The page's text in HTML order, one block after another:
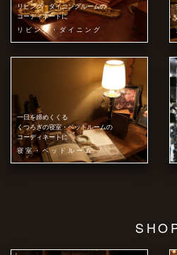
リビング・ダイニングルームの
コーディネートに
リビング・ダイニング
一日を締めくくる
くつろぎの寝室・ベットルームの
コーディネートに
寝室・ベッドルーム